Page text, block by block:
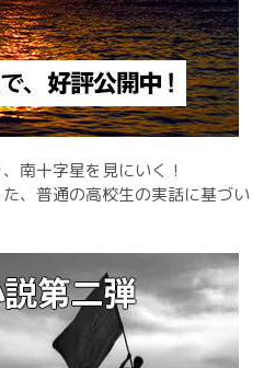
南十字星を見にいく！
、普通の高校生の実話に基づい